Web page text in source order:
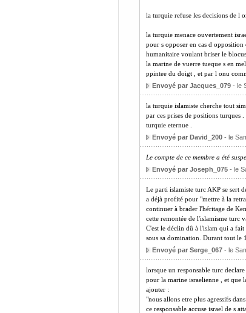
la turquie refuse les decisions de l
la turquie menace ouvertement
pour s opposer en cas d
humanitaire voulant briser le
la marine de vuerre tueque s en
ppintee du doigt , et par l onu
Envoyé par Jacques_079- le
la turquie islamiste cherche tout
par ces prises de positions turques
turquie eternue .
Envoyé par David_200- le
Le compte de ce membre a été
Envoyé par Joseph_075- le
Le parti islamiste turc AKP se sert
a déjà profité pour "mettre à la
continuer à brader l'héritage de
cette remontée de l'islamisme turc
C'est le déclin dû à l'islam qui a fait
sous sa domination. Durant tout le
Envoyé par Serge_067- le
lorsque un responsable turc
pour la marine israelienne , et que
ajouter :
"nous allons etre plus agressifs
ce responsable accuse israel de s